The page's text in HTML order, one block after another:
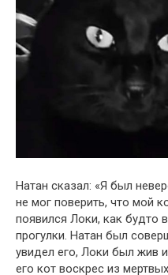
Натан сказал: «Я был
не мог поверить, что мой
появился Локи, как будто
прогулки. Натан был
увидел его, Локи был жив
его кот воскрес из